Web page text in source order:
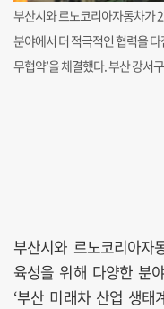
부산시와 르노코리아자동차가
분야에서 더 적극적인 협력을
무협약’을 체결했다. 부산 강서
부산시와 르노코리아자
육성을 위해 다양한 분
‘부산 미래차 산업 생태